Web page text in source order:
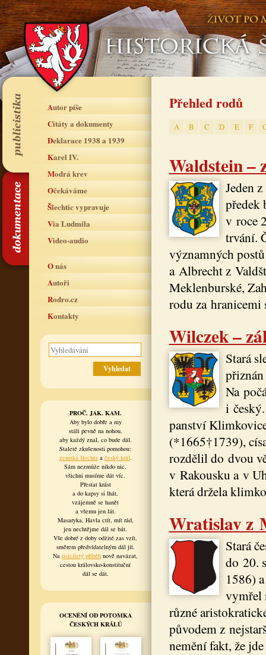
Autor píše
Citáty a dokumenty
Deklarace 1938 a 1939
Karel IV.
Modrá krev
Očekáváme
Šlechtic vypravuje
Via Ludmila
Video-audio
O nás
Autoři
Rodro.cz
Kontakty
PROČ. JAK. KAM.
Aby bylo dobře a my
stáli pevně na nohou,
aby každý znal, co bude dál.
Staleté zkušenosti pomohou:
zemská šlechtaa český král.
Sám nezmůže nikdo nic,
všichni musíme dát víc.
Přestat krást
a do kapsy si lhát,
vzájemně se hanět
a všemu jen lát.
Masaryka, Havla ctít, mít rád,
jen nechtějme dál se bát.
Vše dobré z doby odžité zas vzít,
směrem předvídatelným dál jít.
Na tisíciletý příběh nově navázat,
cestou královsko-konstituční
dál se dát.
OCENĚNÍ OD POTOMKA
ČESKÝCH KRÁLŮ
Přehled rodů
A B C D E F
Waldstein –
Jeden
předek
v roce
trvání.
významných
a Albrecht z
Meklenburské,
rodu za hranicemi
Wilczek –
Stará
Na
i
panství
(*1665†1739),
rozdělil do dvou
v Rakousku a v
která držela
Wratislav z
Stará
do 20.
1586)
vymřel
různé
původem z
nemění fakt, že